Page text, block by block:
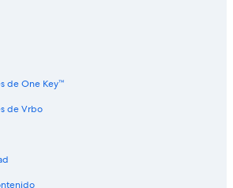
de juegos en Centro de Denver
en Centro de Denver
en Centro de Denver
en Centro de Denver
de One Key™
de Vrbo